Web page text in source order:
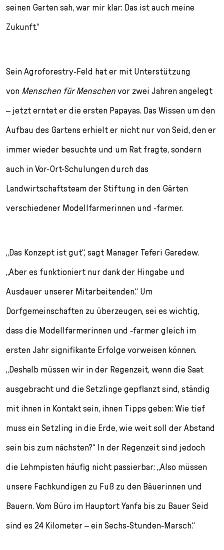
seinen Garten sah, war mir klar: Das ist auch meine
Zukunft.“
Sein Agroforestry-Feld hat er mit Unterstützung
von Menschen für Menschenvor zwei Jahren angelegt
– jetzt erntet er die ersten Papayas. Das Wissen um den
Aufbau des Gartens erhielt er nicht nur von Seid, den er
immer wieder besuchte und um Rat fragte, sondern
auch in Vor-Ort-Schulungen durch das
Landwirtschaftsteam der Stiftung in den Gärten
verschiedener Modellfarmerinnen und -farmer.
„Das Konzept ist gut“, sagt Manager Teferi Garedew.
„Aber es funktioniert nur dank der Hingabe und
Ausdauer unserer Mitarbeitenden.“ Um
Dorfgemeinschaften zu überzeugen, sei es wichtig,
dass die Modellfarmerinnen und -farmer gleich im
ersten Jahr signifikante Erfolge vorweisen können.
„Deshalb müssen wir in der Regenzeit, wenn die Saat
ausgebracht und die Setzlinge gepflanzt sind, ständig
mit ihnen in Kontakt sein, ihnen Tipps geben: Wie tief
muss ein Setzling in die Erde, wie weit soll der Abstand
sein bis zum nächsten?“ In der Regenzeit sind jedoch
die Lehmpisten häufig nicht passierbar: „Also müssen
unsere Fachkundigen zu Fuß zu den Bäuerinnen und
Bauern. Vom Büro im Hauptort Yanfa bis zu Bauer Seid
sind es 24 Kilometer – ein Sechs-Stunden-Marsch.“